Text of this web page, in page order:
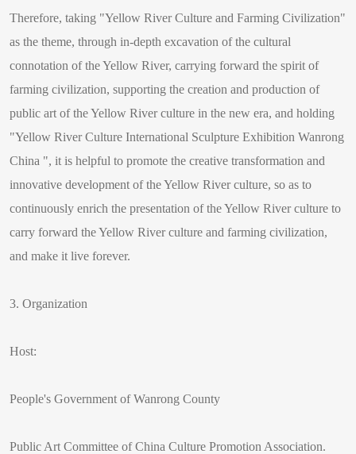
Therefore, taking "Yellow River Culture and Farming Civilization"
as the theme, through in-depth excavation of the cultural
connotation of the Yellow River, carrying forward the spirit of
farming civilization, supporting the creation and production of
public art of the Yellow River culture in the new era, and holding
"Yellow River Culture International Sculpture Exhibition Wanrong
China ", it is helpful to promote the creative transformation and
innovative development of the Yellow River culture, so as to
continuously enrich the presentation of the Yellow River culture to
carry forward the Yellow River culture and farming civilization,
and make it live forever.
3. Organization
Host:
People's Government of Wanrong County
Public Art Committee of China Culture Promotion Association.